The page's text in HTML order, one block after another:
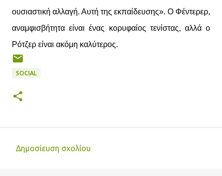
ουσιαστική αλλαγή. Αυτή της εκπαίδευσης». Ο Φέντερερ,
αναμφισβήτητα είναι ένας κορυφαίος τενίστας, αλλά ο
Ρότζερ είναι ακόμη καλύτερος.
SOCIAL
Δημοσίευση σχολίου